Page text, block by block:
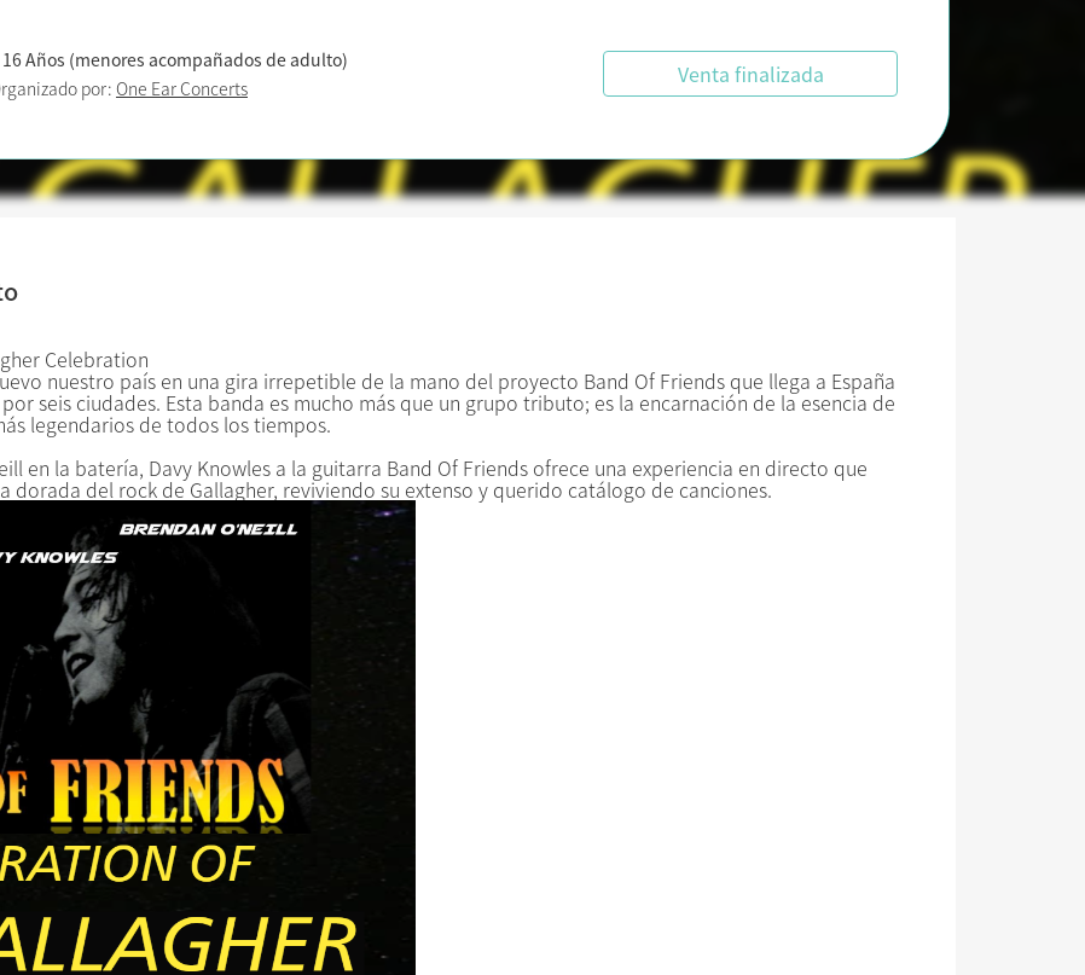
16 Años (menores acompañados de adulto)
por:One Ear Concerts Venta finalizada
Celebration
nuestro país​ en una gira irrepetible de la mano del proyecto Band Of Friends que llega a España
​s​eis ciudades. Esta banda es mucho más que un grupo tributo; es la encarnación de la esencia de
legendarios de todos los tiempos.
en la batería, Davy Knowles a la guitarra Band Of Friends ofrece una experiencia en directo que
del rock de Gallagher, reviviendo su extenso y querido catálogo de canciones.